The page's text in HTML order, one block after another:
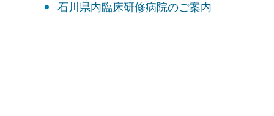
石川県内臨床研修病院のご案内